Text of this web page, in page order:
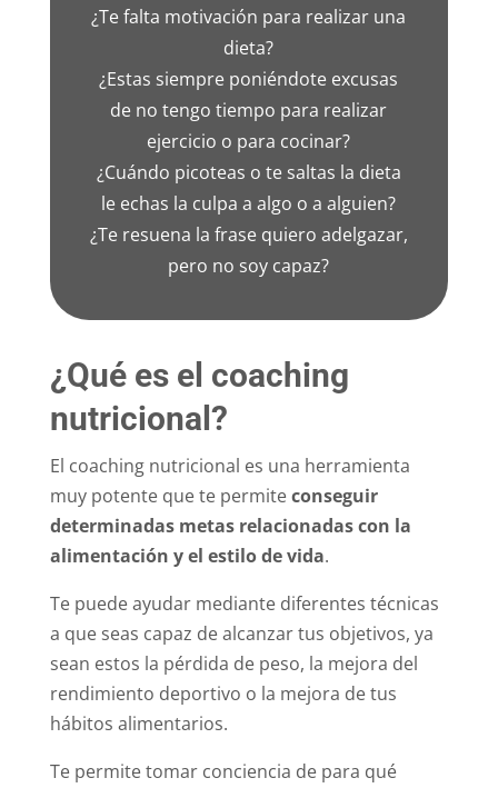
¿Te falta motivación para realizar una
dieta?
¿Estas siempre poniéndote excusas
de no tengo tiempo para realizar
ejercicio o para cocinar?
¿Cuándo picoteas o te saltas la dieta
le echas la culpa a algo o a alguien?
¿Te resuena la frase quiero adelgazar,
pero no soy capaz?
¿Qué es el coaching
nutricional?
El coaching nutricional es una herramienta
muy potente que te permiteconseguir
determinadas metas relacionadas con la
alimentación y el estilo de vida.
Te puede ayudar mediante diferentes técnicas
a que seas capaz de alcanzar tus objetivos, ya
sean estos la pérdida de peso, la mejora del
rendimiento deportivo o la mejora de tus
hábitos alimentarios.
Te permite tomar conciencia de para qué